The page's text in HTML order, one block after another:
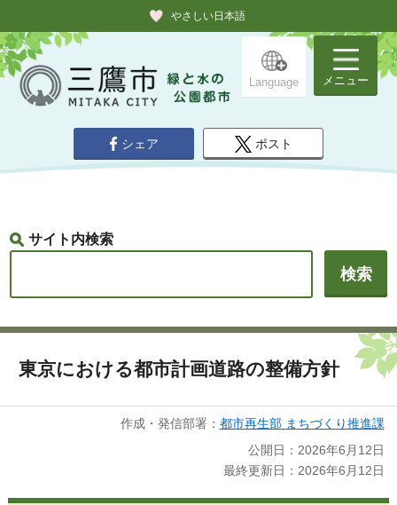
やさしい日本語
Language メニュー
シェア ポスト
サイト内検索
東京における都市計画道路の整備方針
作成・発信部署： 都市再生部 まちづくり推進課
公開日：2026年6月12日
最終更新日：2026年6月12日